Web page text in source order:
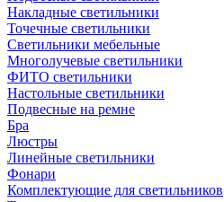
Накладные светильники
Точечные светильники
Светильники мебельные
Многолучевые светильники
ФИТО светильники
Настольные светильники
Подвесные на ремне
Бра
Люстры
Линейные светильники
Фонари
Комплектующие для светильников